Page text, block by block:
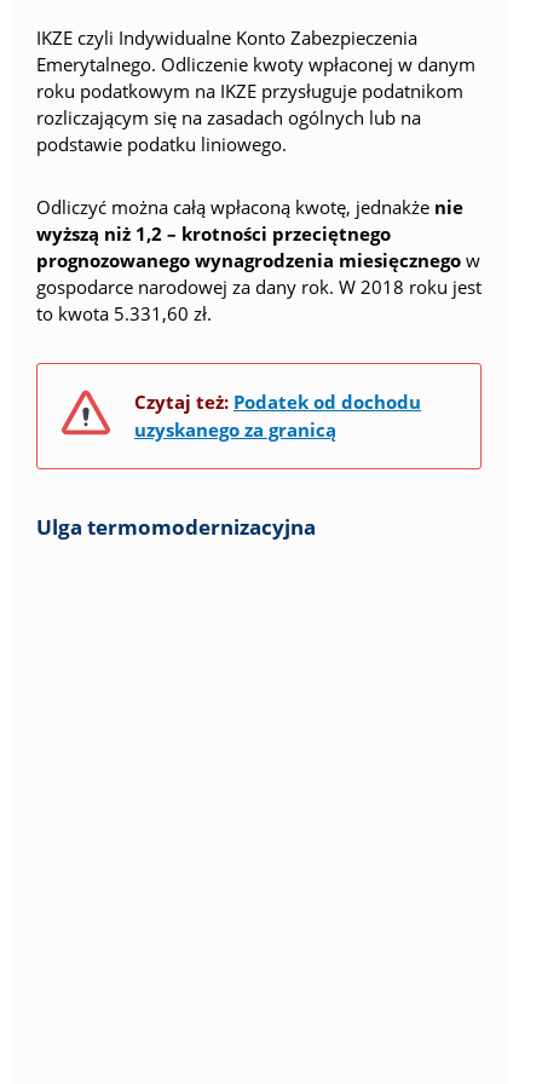
IKZE czyli Indywidualne Konto Zabezpieczenia
Emerytalnego. Odliczenie kwoty wpłaconej w danym
roku podatkowym na IKZE przysługuje podatnikom
rozliczającym się na zasadach ogólnych lub na
podstawie podatku liniowego.
Odliczyć można całą wpłaconą kwotę, jednakże nie
wyższą niż 1,2 – krotności przeciętnego
prognozowanego wynagrodzenia miesięcznego w
gospodarce narodowej za dany rok. W 2018 roku jest
to kwota 5.331,60 zł.
Czytaj też: Podatek od dochodu
uzyskanego za granicą
Ulga termomodernizacyjna